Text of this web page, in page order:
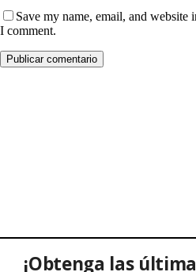
Save my name, email, and
I comment.
¡Obtenga las